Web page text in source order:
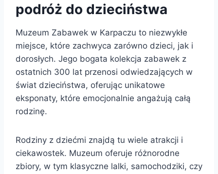
podróż do dzieciństwa
Muzeum Zabawek w Karpaczu to niezwykłe
miejsce, które zachwyca zarówno dzieci, jak i
dorosłych. Jego bogata kolekcja zabawek z
ostatnich 300 lat przenosi odwiedzających w
świat dzieciństwa, oferując unikatowe
eksponaty, które emocjonalnie angażują całą
rodzinę.
Rodziny z dziećmi znajdą tu wiele atrakcji i
ciekawostek. Muzeum oferuje różnorodne
zbiory, w tym klasyczne lalki, samochodziki, czy